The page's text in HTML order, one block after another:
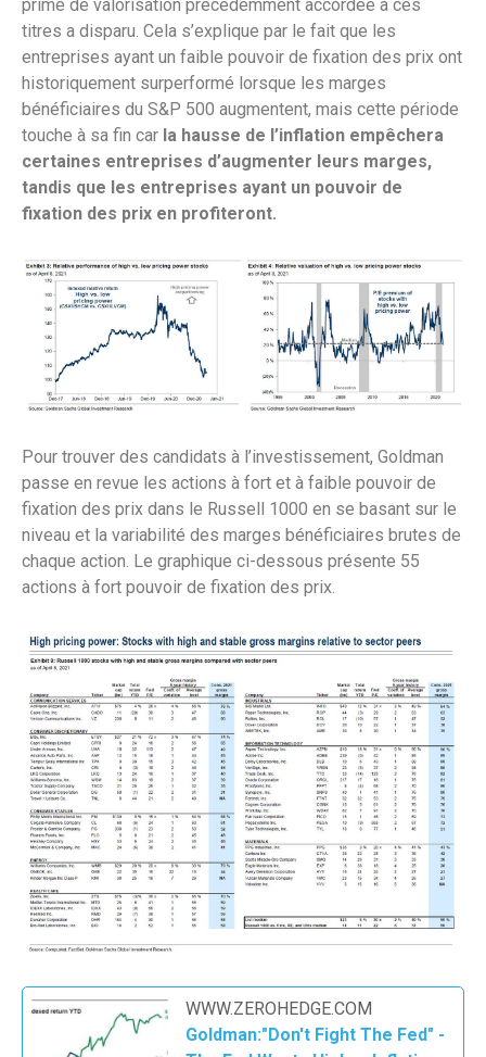
prime de valorisation précédemment accordée à ces
titres a disparu. Cela s’explique par le fait que les
entreprises ayant un faible pouvoir de fixation des prix ont
historiquement surperformé lorsque les marges
bénéficiaires du S&P 500 augmentent, mais cette période
touche à sa fin car la hausse de l’inflation empêchera
certaines entreprises d’augmenter leurs marges,
tandis que les entreprises ayant un pouvoir de
fixation des prix en profiteront.
Pour trouver des candidats à l’investissement, Goldman
passe en revue les actions à fort et à faible pouvoir de
fixation des prix dans le Russell 1000 en se basant sur le
niveau et la variabilité des marges bénéficiaires brutes de
chaque action. Le graphique ci-dessous présente 55
actions à fort pouvoir de fixation des prix.
WWW.ZEROHEDGE.COM
Goldman:"Don't Fight The Fed" -